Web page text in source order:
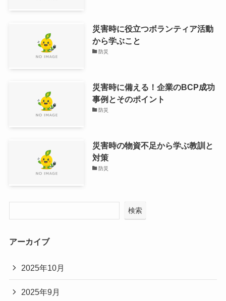
災害時に役立つボランティア活動
から学ぶこと
防災
災害時に備える！企業のBCP成功
事例とそのポイント
防災
災害時の物資不足から学ぶ教訓と
対策
防災
検索
アーカイブ
2025年10月
2025年9月